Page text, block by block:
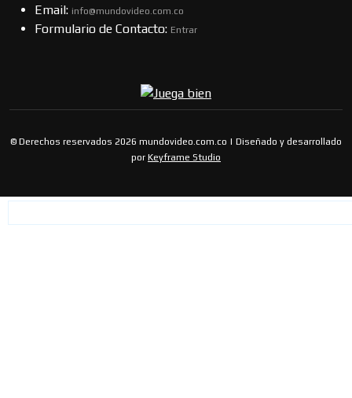
Email: info@mundovideo.com.co
Formulario de Contacto: Entrar
© Derechos reservados 2026 mundovideo.com.co | Diseñado y desarrollado
por Keyframe Studio